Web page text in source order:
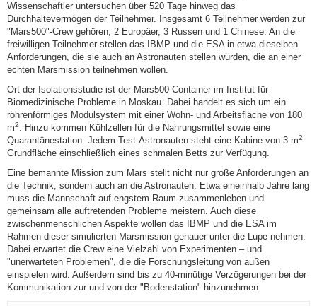
Wissenschaftler untersuchen über 520 Tage hinweg das
Durchhaltevermögen der Teilnehmer. Insgesamt 6 Teilnehmer werden zur
"Mars500"-Crew gehören, 2 Europäer, 3 Russen und 1 Chinese. An die
freiwilligen Teilnehmer stellen das IBMP und die ESA in etwa dieselben
Anforderungen, die sie auch an Astronauten stellen würden, die an einer
echten Marsmission teilnehmen wollen.
Ort der Isolationsstudie ist der Mars500-Container im Institut für
Biomedizinische Probleme in Moskau. Dabei handelt es sich um ein
röhrenförmiges Modulsystem mit einer Wohn- und Arbeitsfläche von 180
m2. Hinzu kommen Kühlzellen für die Nahrungsmittel sowie eine
Quarantänestation. Jedem Test-Astronauten steht eine Kabine von 3 m2
Grundfläche einschließlich eines schmalen Betts zur Verfügung.
Eine bemannte Mission zum Mars stellt nicht nur große Anforderungen an
die Technik, sondern auch an die Astronauten: Etwa eineinhalb Jahre lang
muss die Mannschaft auf engstem Raum zusammenleben und
gemeinsam alle auftretenden Probleme meistern. Auch diese
zwischenmenschlichen Aspekte wollen das IBMP und die ESA im
Rahmen dieser simulierten Marsmission genauer unter die Lupe nehmen.
Dabei erwartet die Crew eine Vielzahl von Experimenten – und
"unerwarteten Problemen", die die Forschungsleitung von außen
einspielen wird. Außerdem sind bis zu 40-minütige Verzögerungen bei der
Kommunikation zur und von der "Bodenstation" hinzunehmen.